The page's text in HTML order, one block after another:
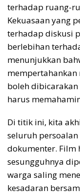
terhadap ruang-
Kekuasaan yang
terhadap diskusi
berlebihan
menunjukkan
boleh
harus
Di titik ini, kita
seluruh
dokumenter. Film
sesungguhnya
warga saling
kesadaran